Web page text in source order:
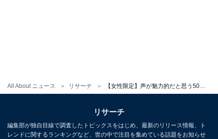
All About ニュース リサーチ
ください
次ページ 10位までのランキング結果を見る
リサーチ
編集部が独自目線で調査したトピックスをはじめ、最新のリリース情報、ト
レンドに関するランキングなど、世の中で注目を集めている話題をお知らせ